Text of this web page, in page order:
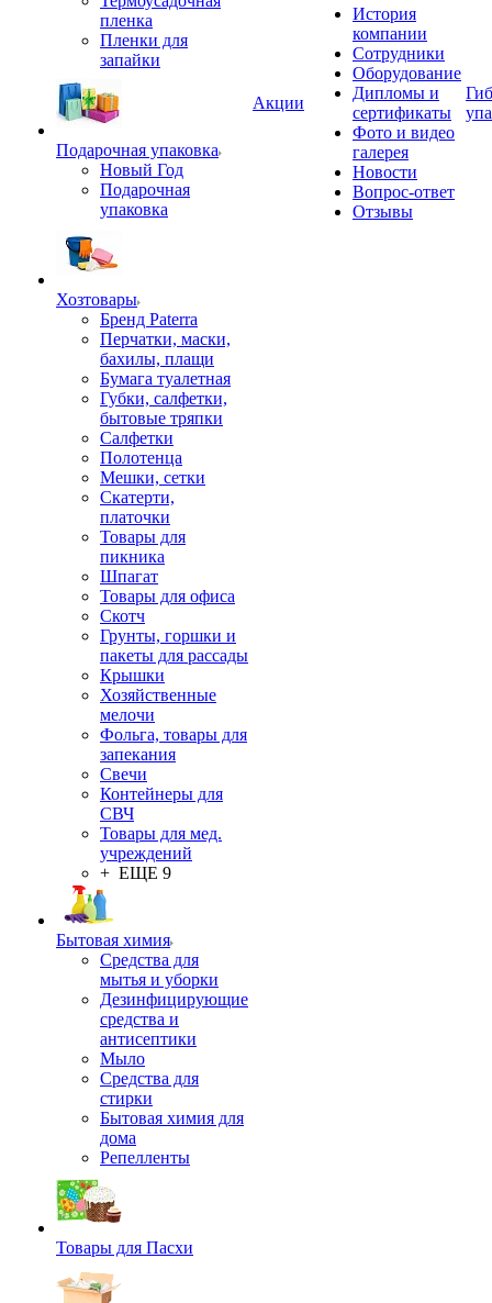
пленка
Пленки для
запайки
Подарочная упаковка
Новый Год
Подарочная
упаковка
Хозтовары
Бренд Paterra
Перчатки, маски,
бахилы, плащи
Бумага туалетная
Губки, салфетки,
бытовые тряпки
Салфетки
Полотенца
Мешки, сетки
Скатерти,
платочки
Товары для
пикника
Шпагат
Товары для офиса
Скотч
Грунты, горшки и
пакеты для рассады
Крышки
Хозяйственные
мелочи
Фольга, товары для
запекания
Свечи
Контейнеры для
СВЧ
Товары для мед.
учреждений
+ ЕЩЕ 9
Бытовая химия
Средства для
мытья и уборки
Дезинфицирующие
средства и
антисептики
Мыло
Средства для
стирки
Бытовая химия для
дома
Репелленты
Товары для Пасхи
Акции
История
компании
Сотрудники
Оборудование
Дипломы и
сертификаты
Фото и видео
галерея
Новости
Вопрос-ответ
Отзывы